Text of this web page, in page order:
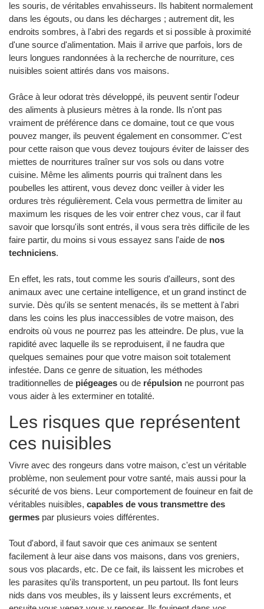
les souris, de véritables envahisseurs. Ils habitent normalement
dans les égouts, ou dans les décharges ; autrement dit, les
endroits sombres, à l'abri des regards et si possible à proximité
d'une source d'alimentation. Mais il arrive que parfois, lors de
leurs longues randonnées à la recherche de nourriture, ces
nuisibles soient attirés dans vos maisons.
Grâce à leur odorat très développé, ils peuvent sentir l'odeur
des aliments à plusieurs mètres à la ronde. Ils n'ont pas
vraiment de préférence dans ce domaine, tout ce que vous
pouvez manger, ils peuvent également en consommer. C'est
pour cette raison que vous devez toujours éviter de laisser des
miettes de nourritures traîner sur vos sols ou dans votre
cuisine. Même les aliments pourris qui traînent dans les
poubelles les attirent, vous devez donc veiller à vider les
ordures très régulièrement. Cela vous permettra de limiter au
maximum les risques de les voir entrer chez vous, car il faut
savoir que lorsqu'ils sont entrés, il vous sera très difficile de les
faire partir, du moins si vous essayez sans l'aide de nos
techniciens.
En effet, les rats, tout comme les souris d'ailleurs, sont des
animaux avec une certaine intelligence, et un grand instinct de
survie. Dès qu'ils se sentent menacés, ils se mettent à l'abri
dans les coins les plus inaccessibles de votre maison, des
endroits où vous ne pourrez pas les atteindre. De plus, vue la
rapidité avec laquelle ils se reproduisent, il ne faudra que
quelques semaines pour que votre maison soit totalement
infestée. Dans ce genre de situation, les méthodes
traditionnelles de piégeages ou de répulsion ne pourront pas
vous aider à les exterminer en totalité.
Les risques que représentent
ces nuisibles
Vivre avec des rongeurs dans votre maison, c'est un véritable
problème, non seulement pour votre santé, mais aussi pour la
sécurité de vos biens. Leur comportement de fouineur en fait de
véritables nuisibles, capables de vous transmettre des
germes par plusieurs voies différentes.
Tout d'abord, il faut savoir que ces animaux se sentent
facilement à leur aise dans vos maisons, dans vos greniers,
sous vos placards, etc. De ce fait, ils laissent les microbes et
les parasites qu'ils transportent, un peu partout. Ils font leurs
nids dans vos meubles, ils y laissent leurs excréments, et